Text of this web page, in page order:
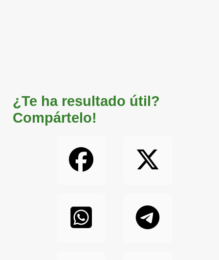
¿Te ha resultado útil?
Compártelo!